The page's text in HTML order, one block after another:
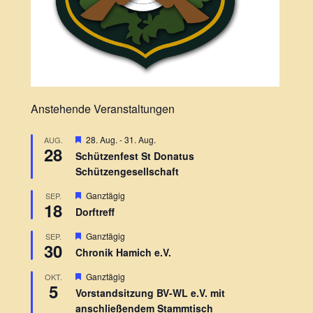
Anstehende Veranstaltungen
AUG.
28
H
e
r
v
r
e
o
b
n
28. Aug. -31. Aug.
Schützenfest St Donatus
Schützengesellschaft
SEP.
18
H
r
o
r
e
h
o
b
Ganztägig
Dorftreff
SEP.
30
H
r
o
r
Ganztägig
Chronik Hamich e.V.
OKT.
5
H
r
v
Ganztägig
Vorstandsitzung BV-WL e.V. mit
anschließendem Stammtisch